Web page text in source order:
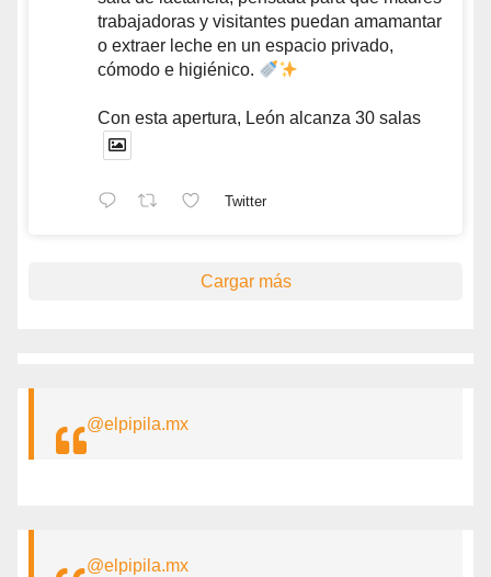
trabajadoras y visitantes puedan amamantar
o extraer leche en un espacio privado,
cómodo e higiénico.
Con esta apertura, León alcanza 30 salas
Twitter
Cargar más
@elpipila.mx
@elpipila.mx